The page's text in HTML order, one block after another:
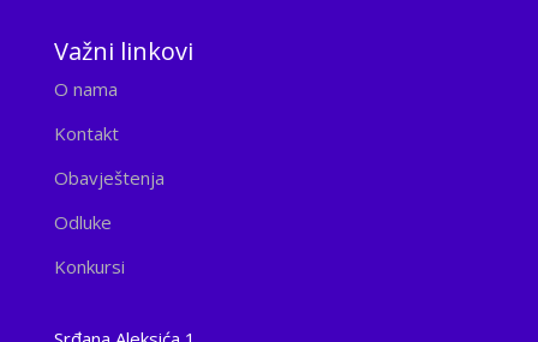
Važni linkovi
O nama
Kontakt
Obavještenja
Odluke
Konkursi